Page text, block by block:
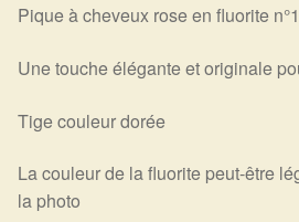
Cadeaux de naissance
Ésotérisme : les pratiques
Pique à cheveux rose en fluorite n°1
Une touche élégante et originale
Tige couleur dorée
La couleur de la fluorite peut-être
la photo